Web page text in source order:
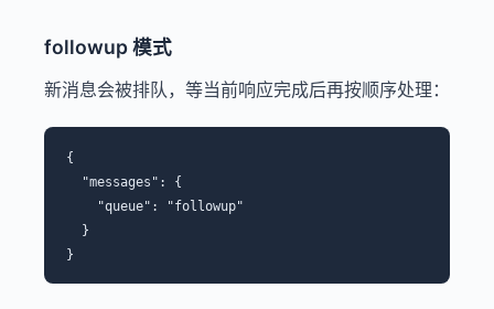
followup 模式
新消息会被排队，等当前响应完成后再按顺序处理：
{
  "messages": {
    "queue": "followup"
  }